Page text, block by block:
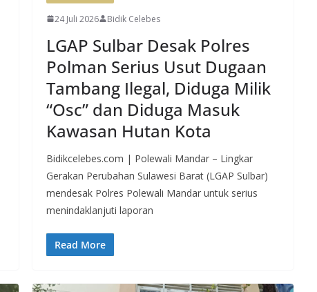
24 Juli 2026 Bidik Celebes
LGAP Sulbar Desak Polres
Polman Serius Usut Dugaan
Tambang Ilegal, Diduga Milik
“Osc” dan Diduga Masuk
Kawasan Hutan Kota
Bidikcelebes.com | Polewali Mandar – Lingkar
Gerakan Perubahan Sulawesi Barat (LGAP Sulbar)
mendesak Polres Polewali Mandar untuk serius
menindaklanjuti laporan
Read More